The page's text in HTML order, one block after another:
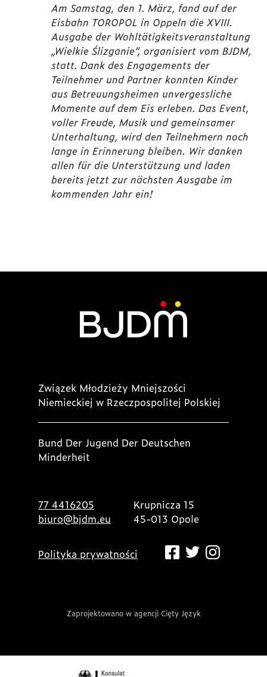
Am Samstag, den 1. März, fand auf der
Eisbahn TOROPOL in Oppeln die XVIII.
Ausgabe der Wohltätigkeitsveranstaltung
„Wielkie Ślizganie“, organisiert vom BJDM,
statt. Dank des Engagements der
Teilnehmer und Partner konnten Kinder
aus Betreuungsheimen unvergessliche
Momente auf dem Eis erleben. Das Event,
voller Freude, Musik und gemeinsamer
Unterhaltung, wird den Teilnehmern noch
lange in Erinnerung bleiben. Wir danken
allen für die Unterstützung und laden
bereits jetzt zur nächsten Ausgabe im
kommenden Jahr ein!
Związek Młodzieży Mniejszości
Niemieckiej w Rzeczpospolitej Polskiej
Bund Der Jugend Der Deutschen
Minderheit
77 4416205
biuro@bjdm.eu
Krupnicza 15
45-013 Opole
Polityka prywatności
Zaprojektowano w agencji Cięty Język